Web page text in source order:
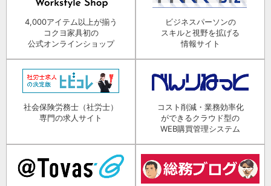
4,000アイテム以上が揃う
コクヨ家具初の
公式オンラインショップ
ビジネスパーソンの
スキルと視野を拡げる
情報サイト
社会保険労務士（社労士）
専門の求人サイト
コスト削減・業務効率化
ができるクラウド型の
WEB購買管理システム